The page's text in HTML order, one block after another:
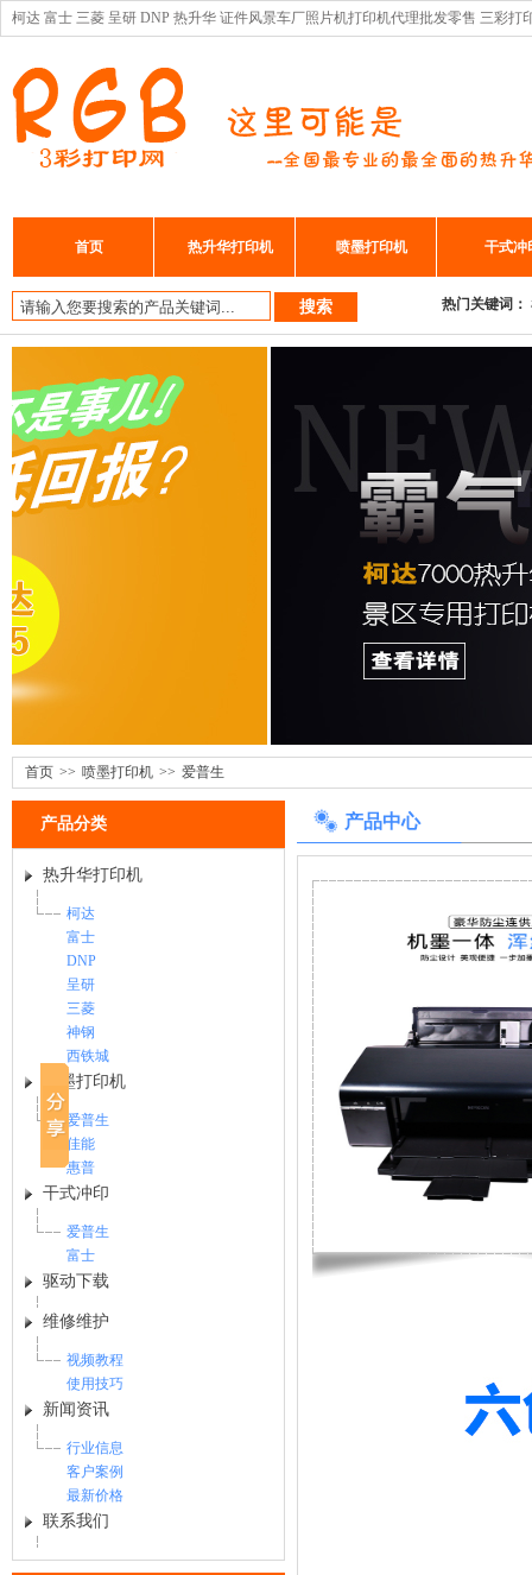
柯达 富士 三菱 呈研 DNP 热升华 证件风景车厂照片机打印机代理批发零售 三彩打
首页 热升华打印机 喷墨打印机 干式冲
搜索 热门关键词：
首页 >> 喷墨打印机 >> 爱普生
产品分类
热升华打印机
柯达
富士
DNP
呈研
三菱
神钢
西铁城
喷墨打印机
爱普生
佳能
惠普
干式冲印
爱普生
富士
驱动下载
维修维护
视频教程
使用技巧
新闻资讯
行业信息
客户案例
最新价格
联系我们
产品中心